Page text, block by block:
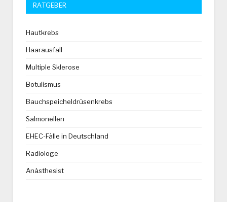
RATGEBER
Hautkrebs
Haarausfall
Multiple Sklerose
Botulismus
Bauchspeicheldrüsenkrebs
Salmonellen
EHEC-Fälle in Deutschland
Radiologe
Anästhesist